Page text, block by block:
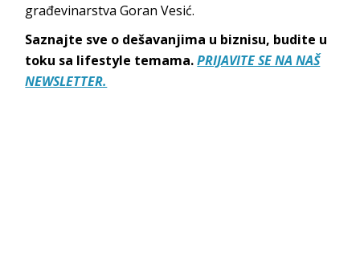
građevinarstva Goran Vesić.
Saznajte sve o dešavanjima u biznisu, budite u
toku sa lifestyle temama.PRIJAVITE SE NA NAŠ
NEWSLETTER.